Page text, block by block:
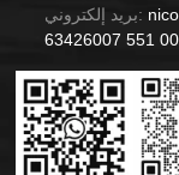
بريد إلكتروني:
0086